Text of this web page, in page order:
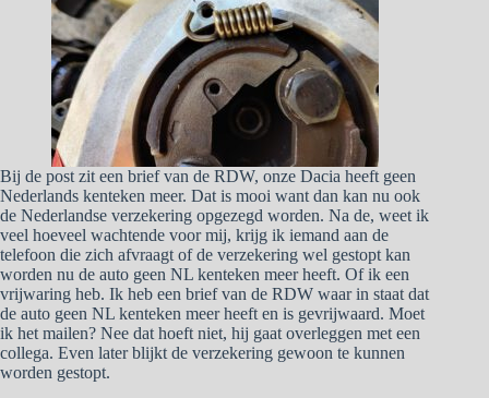
Bij de post zit een brief van de RDW, onze Dacia heeft geen
Nederlands kenteken meer. Dat is mooi want dan kan nu ook
de Nederlandse verzekering opgezegd worden. Na de, weet ik
veel hoeveel wachtende voor mij, krijg ik iemand aan de
telefoon die zich afvraagt of de verzekering wel gestopt kan
worden nu de auto geen NL kenteken meer heeft. Of ik een
vrijwaring heb. Ik heb een brief van de RDW waar in staat dat
de auto geen NL kenteken meer heeft en is gevrijwaard. Moet
ik het mailen? Nee dat hoeft niet, hij gaat overleggen met een
collega. Even later blijkt de verzekering gewoon te kunnen
worden gestopt.